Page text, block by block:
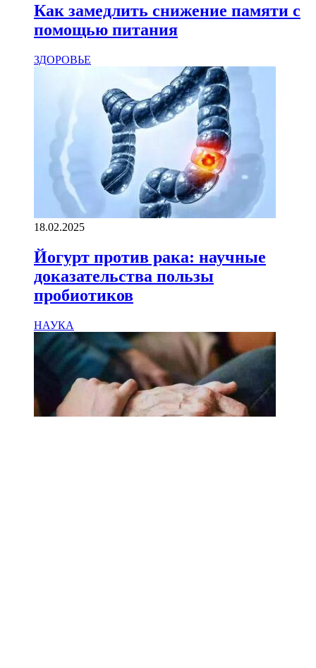
Как замедлить снижение памяти с
помощью питания
ЗДОРОВЬЕ
18.02.2025
Йогурт против рака: научные
доказательства пользы
пробиотиков
НАУКА